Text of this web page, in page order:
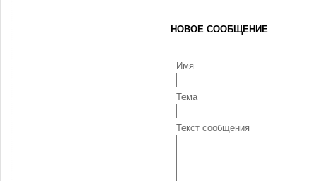
НОВОЕ СООБЩЕНИЕ
Имя
Тема
Текст сообщения